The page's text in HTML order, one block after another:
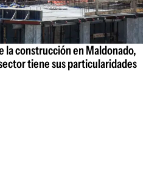
la construcción en Maldonado,
tiene sus particularidades